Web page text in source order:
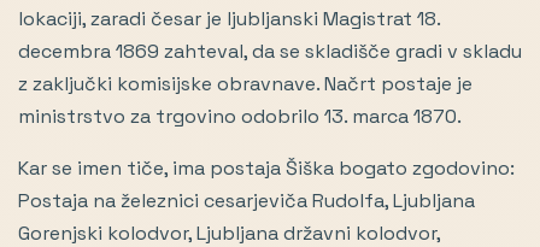
lokaciji, zaradi česar je ljubljanski Magistrat 18.
decembra 1869 zahteval, da se skladišče gradi v skladu
z zaključki komisijske obravnave. Načrt postaje je
ministrstvo za trgovino odobrilo 13. marca 1870.
Kar se imen tiče, ima postaja Šiška bogato zgodovino:
Postaja na železnici cesarjeviča Rudolfa, Ljubljana
Gorenjski kolodvor, Ljubljana državni kolodvor,